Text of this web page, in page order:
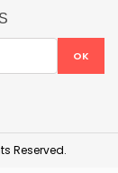
Reserved.